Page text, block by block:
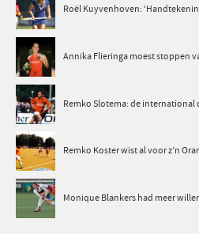
Roël Kuyvenhoven:
Annika Flieringa moest stoppen
Remko Slotema: de international
Remko Koster wist al voor z’n
Monique Blankers had meer